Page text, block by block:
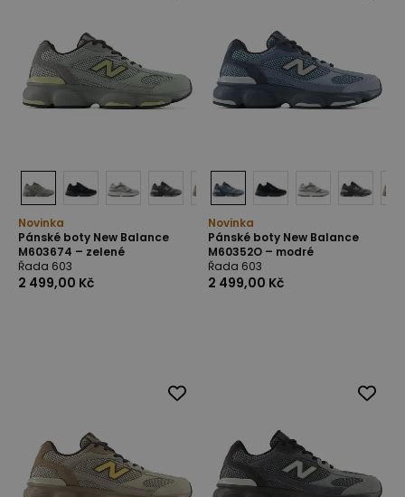
Novinka
Pánské boty New Balance
M603674 – zelené
Řada 603
2 499,00 Kč
Novinka
Pánské boty New Balance
M60352O – modré
Řada 603
2 499,00 Kč